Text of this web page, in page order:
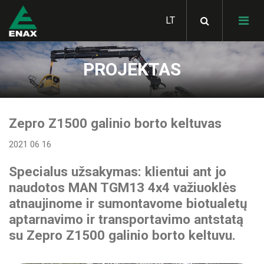
HIAB hidrauliniai
manipuliatoriai
MULTILIFT hidrauliniai
LOGLIFT miško krautuvai
JONSERED krautuvai
metalo laužui
KLUBB žmonių kėlimo
SKIBICKI savivarčiai
METSATEK miškavežiai
ALUCAR statramsčiai
Statybinės technikos
SKIBICKI konteinervežės
priekabos
STAS savivartės
GHH RAND kompresoriai
GARDNER DENVER
kompresoriai
Hidraulinės sistemos
vilkikams
PROJEKTAS
Zepro Z1500 galinio borto keltuvas
2021 06 16
Specialus užsakymas: klientui ant jo
naudotos MAN TGM13 4x4 važiuoklės
atnaujinome ir sumontavome biotualetų
aptarnavimo ir transportavimo antstatą
su Zepro Z1500 galinio borto keltuvu.